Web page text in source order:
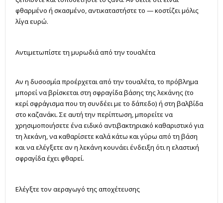
φθαρμένο ή σκασμένο, αντικαταστήστε το — κοστίζει μόλις
λίγα ευρώ.
Αντιμετωπίστε τη μυρωδιά από την τουαλέτα
Αν η δυσοσμία προέρχεται από την τουαλέτα, το πρόβλημα
μπορεί να βρίσκεται στη σφραγίδα βάσης της λεκάνης (το
κερί σφράγισμα που τη συνδέει με το δάπεδο) ή στη βαλβίδα
στο καζανάκι. Σε αυτή την περίπτωση, μπορείτε να
χρησιμοποιήσετε ένα ειδικό αντιβακτηριακό καθαριστικό για
τη λεκάνη, να καθαρίσετε καλά κάτω και γύρω από τη βάση
και να ελέγξετε αν η λεκάνη κουνάει ένδειξη ότι η ελαστική
σφραγίδα έχει φθαρεί.
Ελέγξτε τον αεραγωγό της αποχέτευσης